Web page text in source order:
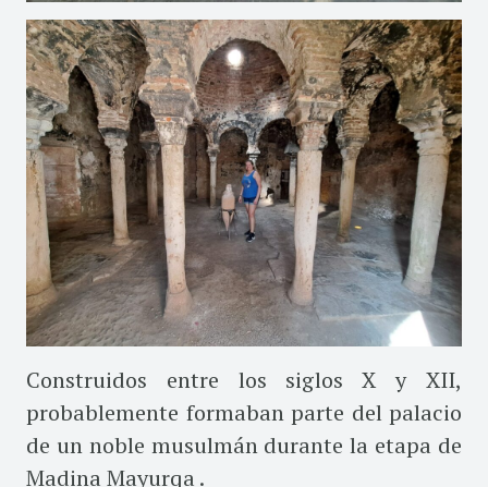
Construidos entre los siglos X y XII,
probablemente formaban parte del palacio
de un noble musulmán durante la etapa de
Madina Mayurqa .